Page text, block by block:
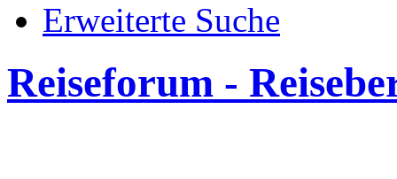
Erweiterte Suche
Reiseforum -